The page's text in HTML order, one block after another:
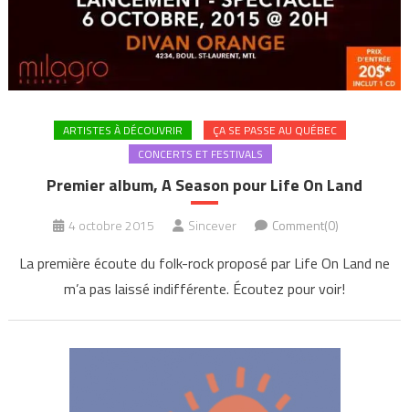
ARTISTES À DÉCOUVRIR
ÇA SE PASSE AU QUÉBEC
CONCERTS ET FESTIVALS
Premier album, A Season pour Life On Land
4 octobre 2015 Sincever Comment(0)
La première écoute du folk-rock proposé par Life On Land ne
m’a pas laissé indifférente. Écoutez pour voir!